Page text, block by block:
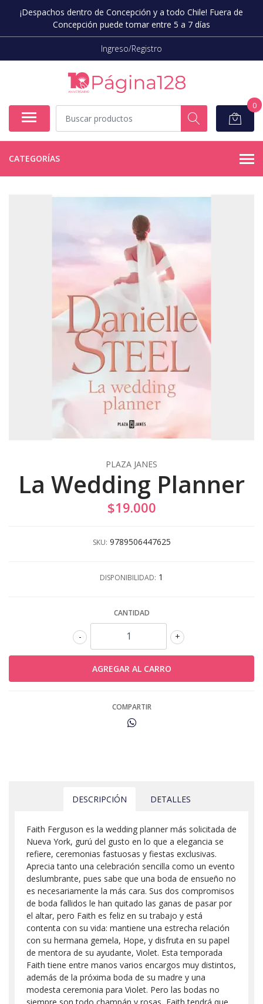
¡Despachos dentro de Concepción y a todo Chile! Fuera de
Concepción puede tomar entre 5 a 7 días
Ingreso/Registro
0
CATEGORÍAS
PLAZA JANES
La Wedding Planner
$19.000
SKU: 9789506447625
DISPONIBILIDAD: 1
CANTIDAD
+
-
COMPARTIR
DESCRIPCIÓN DETALLES
Faith Ferguson es la wedding planner más solicitada de
Nueva York, gurú del gusto en lo que a elegancia se
refiere, ceremonias fastuosas y fiestas exclusivas.
Aprecia tanto una celebración sencilla como un evento
deslumbrante, pues sabe que una boda de ensueño no
es necesariamente la más cara. Sus dos compromisos
de boda fallidos le han quitado las ganas de pasar por
el altar, pero Faith es feliz en su trabajo y está
contenta con su vida: mantiene una estrecha relación
con su hermana gemela, Hope, y disfruta en su papel
de mentora de su ayudante, Violet. Esta temporada
Faith tiene entre manos varios encargos muy distintos,
además de la próxima boda de su madre y una
modesta ceremonia para Violet. Pero las bodas no